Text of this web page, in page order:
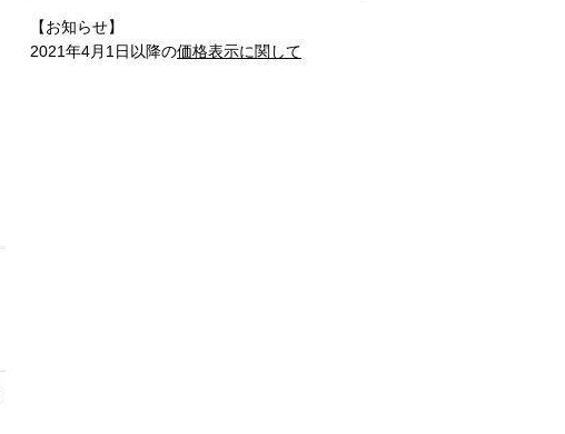
【お知らせ】
2021年4月1日以降の価格表示に関して